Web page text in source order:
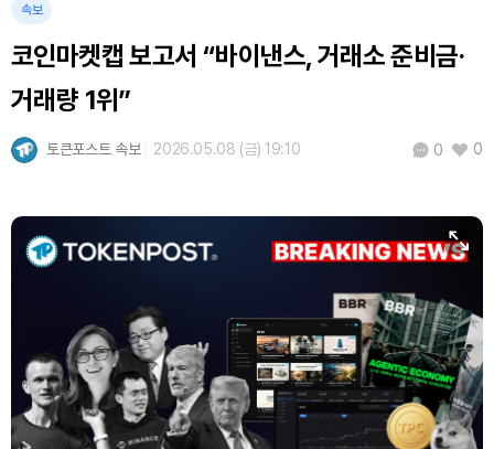
속보
코인마켓캡 보고서 “바이낸스, 거래소 준비금·
거래량 1위”
토큰포스트 속보 2026.05.08 (금) 19:10 0 0